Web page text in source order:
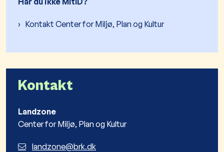
Kontakt Center for Miljø, Plan og Kultur
Kontakt
Landzone
Center for Miljø, Plan og Kultur
landzone@brk.dk